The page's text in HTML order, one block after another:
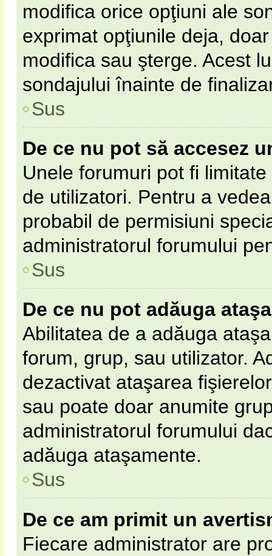
modifica orice opţiuni ale
exprimat opţiunile deja,
modifica sau şterge. Acest
sondajului înainte de
Sus
De ce nu pot să accesez
Unele forumuri pot fi
de utilizatori. Pentru a
probabil de permisiuni
administratorul forumului
Sus
De ce nu pot adăuga
Abilitatea de a adăuga
forum, grup, sau utilizator.
dezactivat ataşarea
sau poate doar anumite
administratorul forumului
adăuga ataşamente.
Sus
De ce am primit un
Fiecare administrator are